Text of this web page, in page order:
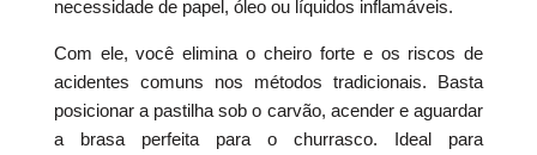
necessidade de papel, óleo ou líquidos inflamáveis.
Com ele, você elimina o cheiro forte e os riscos de
acidentes comuns nos métodos tradicionais. Basta
posicionar a pastilha sob o carvão, acender e aguardar
a brasa perfeita para o churrasco. Ideal para